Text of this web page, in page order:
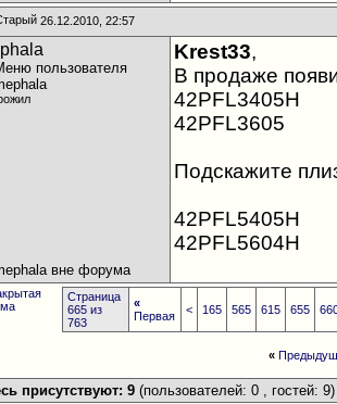
26.12.2010, 22:57
Krest33,
В продаже
42PFL3405H
42PFL3605
Подскажите
42PFL5405H
42PFL5604H
Страница
665 из
763
«
Первая
< 165 565 615 655
«
присутствуют: 9 (пользователей: 0 , гостей: 9)